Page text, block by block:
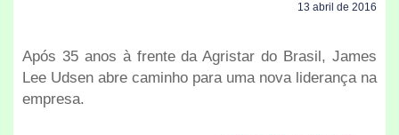
13 abril de 2016
Após 35 anos à frente da Agristar do Brasil, James
Lee Udsen abre caminho para uma nova liderança na
empresa.